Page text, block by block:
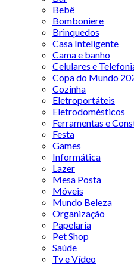
Bebê
Bomboniere
Brinquedos
Casa Inteligente
Cama e banho
Celulares e
Copa do Mundo
Cozinha
Eletroportáteis
Eletrodomésticos
Ferramentas e
Festa
Games
Informática
Lazer
Mesa Posta
Móveis
Mundo Beleza
Organização
Papelaria
Pet Shop
Saúde
Tv e Vídeo